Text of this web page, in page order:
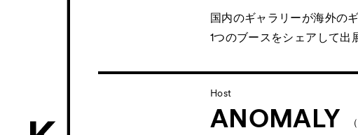
Artworks 作品一覧
ACK Curates
- Public Program
- Talks トークプログラム
国内のギャラリーが海外の
1つのブースをシェアして出
Host
ANOMALY